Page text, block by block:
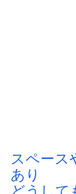
スペース
あり
どうして